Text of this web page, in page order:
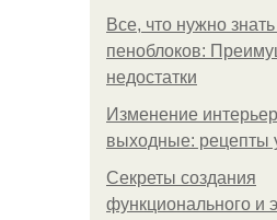
Все, что нужно
пеноблоков:
недостатки
Изменение
выходные: рецепты
Секреты создания
функционального и